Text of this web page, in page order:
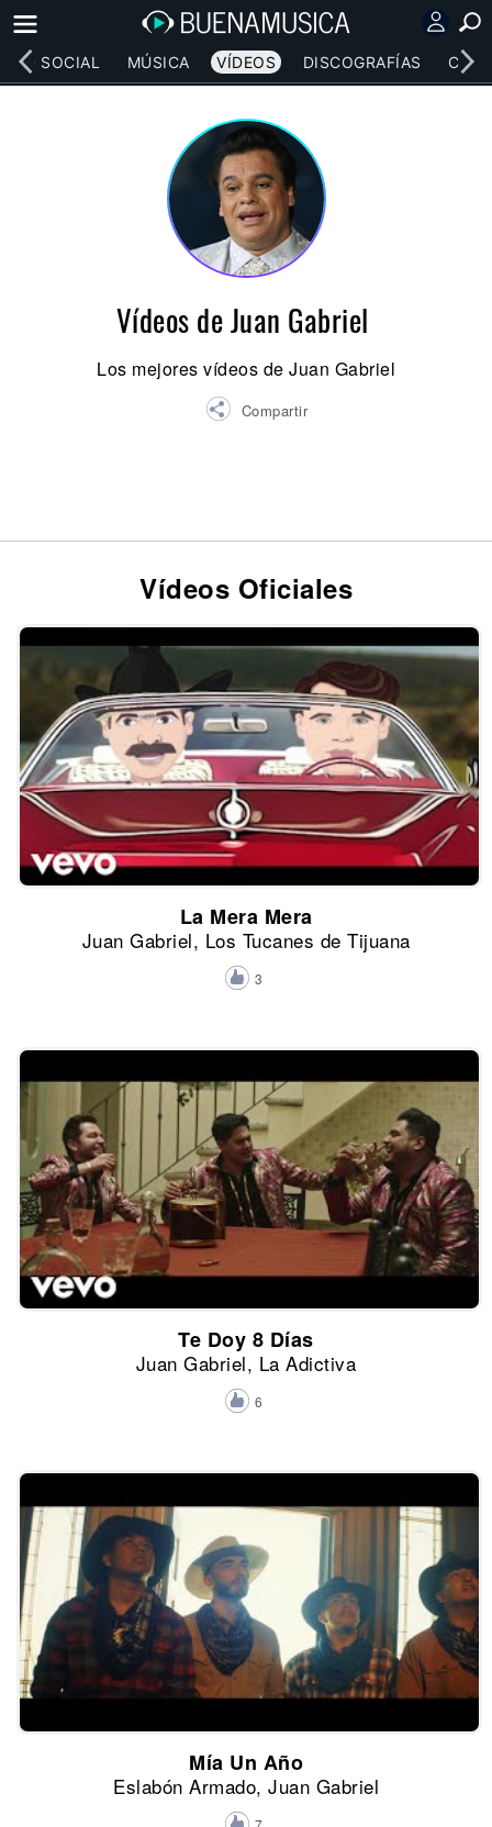
RED SOCIAL MÚSICA VÍDEOS DISCOGRAFÍAS
Vídeos de Juan Gabriel
Los mejores vídeos de Juan Gabriel
Compartir
Vídeos Oficiales
La Mera Mera
Juan Gabriel, Los Tucanes de Tijuana
3
Te Doy 8 Días
Juan Gabriel, La Adictiva
6
Mía Un Año
Eslabón Armado, Juan Gabriel